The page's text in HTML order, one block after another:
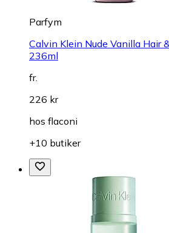
Parfym
Calvin Klein Nude Vanilla Hair
236ml
fr.
226 kr
hos flaconi
+10 butiker